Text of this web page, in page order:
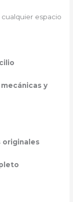
espacio
y
originales